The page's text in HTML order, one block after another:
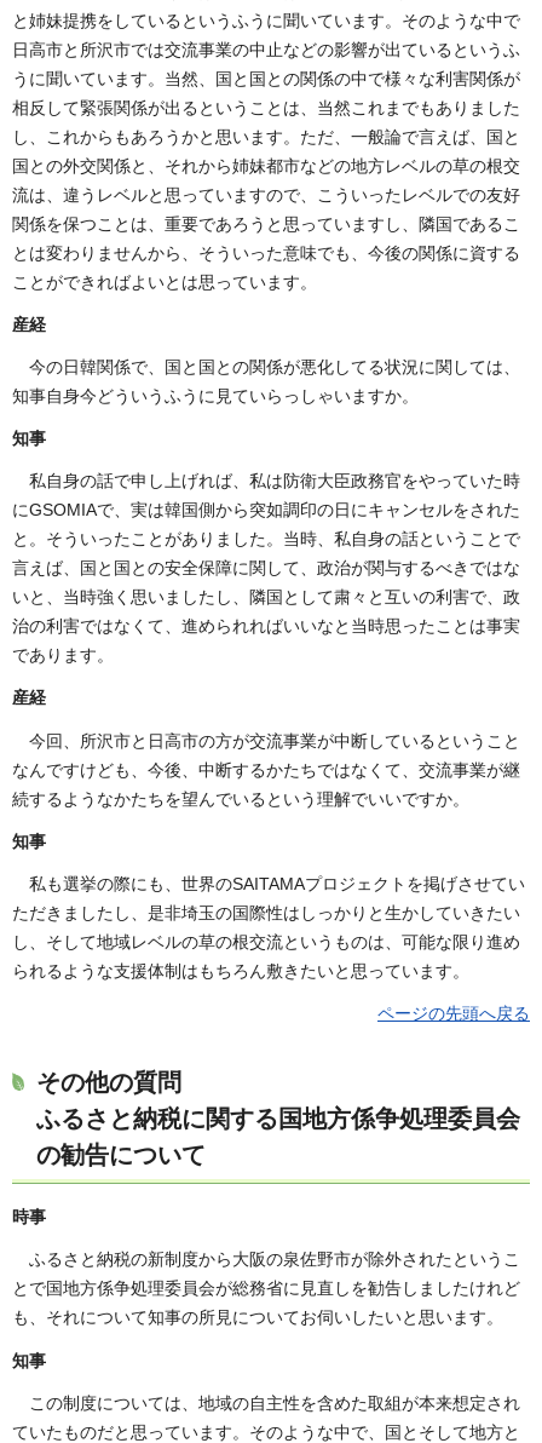
と姉妹提携をしているというふうに聞いています。そのような中で
日高市と所沢市では交流事業の中止などの影響が出ているというふ
うに聞いています。当然、国と国との関係の中で様々な利害関係が
相反して緊張関係が出るということは、当然これまでもありました
し、これからもあろうかと思います。ただ、一般論で言えば、国と
国との外交関係と、それから姉妹都市などの地方レベルの草の根交
流は、違うレベルと思っていますので、こういったレベルでの友好
関係を保つことは、重要であろうと思っていますし、隣国であるこ
とは変わりませんから、そういった意味でも、今後の関係に資する
ことができればよいとは思っています。
産経
今の日韓関係で、国と国との関係が悪化してる状況に関しては、
知事自身今どういうふうに見ていらっしゃいますか。
知事
私自身の話で申し上げれば、私は防衛大臣政務官をやっていた時
にGSOMIAで、実は韓国側から突如調印の日にキャンセルをされた
と。そういったことがありました。当時、私自身の話ということで
言えば、国と国との安全保障に関して、政治が関与するべきではな
いと、当時強く思いましたし、隣国として粛々と互いの利害で、政
治の利害ではなくて、進められればいいなと当時思ったことは事実
であります。
産経
今回、所沢市と日高市の方が交流事業が中断しているということ
なんですけども、今後、中断するかたちではなくて、交流事業が継
続するようなかたちを望んでいるという理解でいいですか。
知事
私も選挙の際にも、世界のSAITAMAプロジェクトを掲げさせてい
ただきましたし、是非埼玉の国際性はしっかりと生かしていきたい
し、そして地域レベルの草の根交流というものは、可能な限り進め
られるような支援体制はもちろん敷きたいと思っています。
ページの先頭へ戻る
その他の質問
ふるさと納税に関する国地方係争処理委員会
の勧告について
時事
ふるさと納税の新制度から大阪の泉佐野市が除外されたというこ
とで国地方係争処理委員会が総務省に見直しを勧告しましたけれど
も、それについて知事の所見についてお伺いしたいと思います。
知事
この制度については、地域の自主性を含めた取組が本来想定され
ていたものだと思っています。そのような中で、国とそして地方と